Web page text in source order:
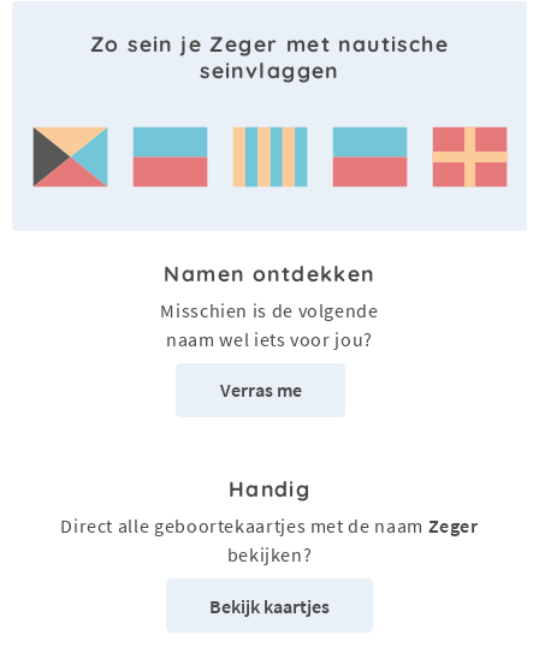
Zo sein je Zeger met nautische
seinvlaggen
Namen ontdekken
Misschien is de volgende
naam wel iets voor jou?
Verras me
Handig
Direct alle geboortekaartjes met de naam Zeger
bekijken?
Bekijk kaartjes